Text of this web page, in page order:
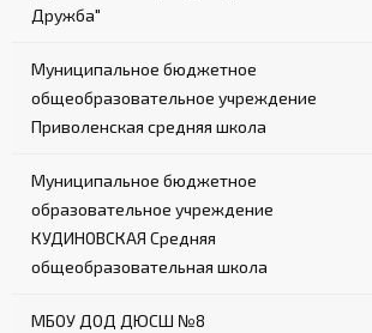
Дружба"
Муниципальное бюджетное
общеобразовательное учреждение
Приволенская средняя школа
Муниципальное бюджетное
образовательное учреждение
КУДИНОВСКАЯ Средняя
общеобразовательная школа
МБОУ ДОД ДЮСШ №8